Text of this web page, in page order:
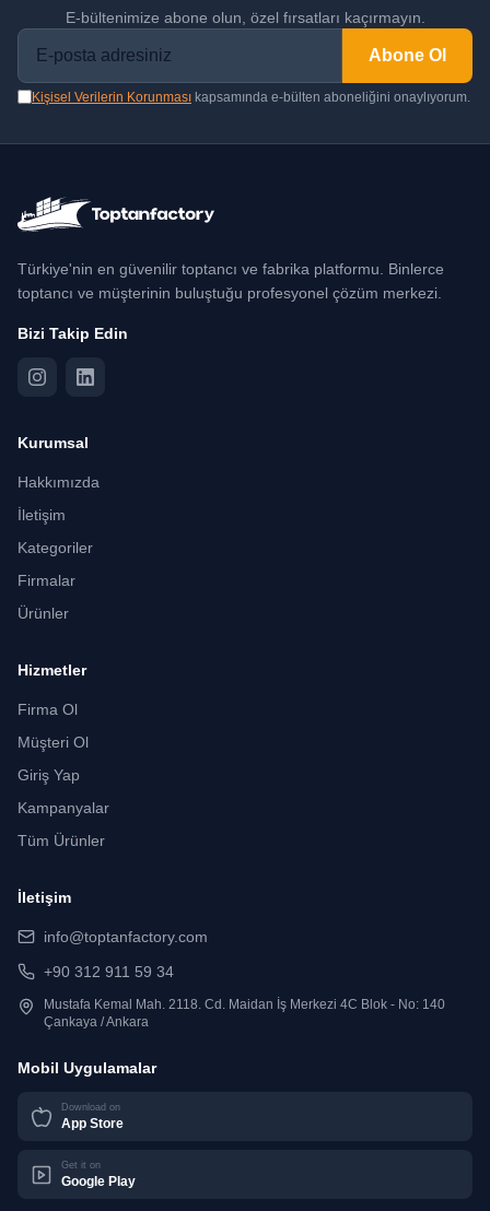
E-bültenimize abone olun, özel fırsatları kaçırmayın.
Abone Ol
Kişisel Verilerin Korunması kapsamında e-bülten aboneliğini onaylıyorum.
Türkiye'nin en güvenilir toptancı ve fabrika platformu. Binlerce
toptancı ve müşterinin buluştuğu profesyonel çözüm merkezi.
Bizi Takip Edin
Kurumsal
Hakkımızda
İletişim
Kategoriler
Firmalar
Ürünler
Hizmetler
Firma Ol
Müşteri Ol
Giriş Yap
Kampanyalar
Tüm Ürünler
İletişim
info@toptanfactory.com
+90 312 911 59 34
Mustafa Kemal Mah. 2118. Cd. Maidan İş Merkezi 4C Blok - No: 140
Çankaya / Ankara
Mobil Uygulamalar
Download on
App Store
Get it on
Google Play